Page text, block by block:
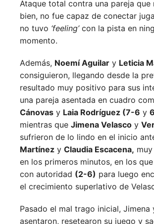
Ataque total contra una pareja que
bien, no fue capaz de conectar
no tuvo ‘feeling’con la pista en
momento.
Además, Noemí Aguilar y Leticia
consiguieron, llegando desde la
resultado muy positivo para sus
una pareja asentada en cuadro
Cánovas y Laia Rodríguez (7-6 y
mientras que Jimena Velasco y
sufrieron de lo lindo en el inicio
Martínez y Claudia Escacena,
en los primeros minutos, en los
con autoridad (2-6) para luego
el crecimiento superlativo de
Pasado el mal trago inicial, Jimena
asentaron, resetearon su juego y